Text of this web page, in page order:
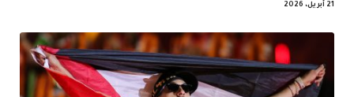
21 أبريل، 2026